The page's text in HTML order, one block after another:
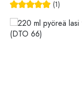
(1)